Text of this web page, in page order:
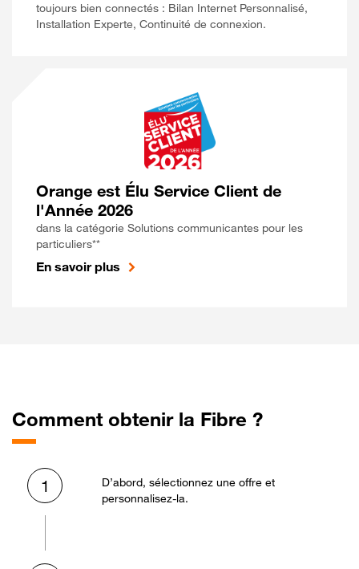
toujours bien connectés : Bilan Internet Personnalisé,
Installation Experte, Continuité de connexion.
Orange est Élu Service Client de
l'Année 2026
dans la catégorie Solutions communicantes pour les
particuliers**
En savoir plus
Comment obtenir la Fibre ?
1
D’abord, sélectionnez une offre et
personnalisez-la.